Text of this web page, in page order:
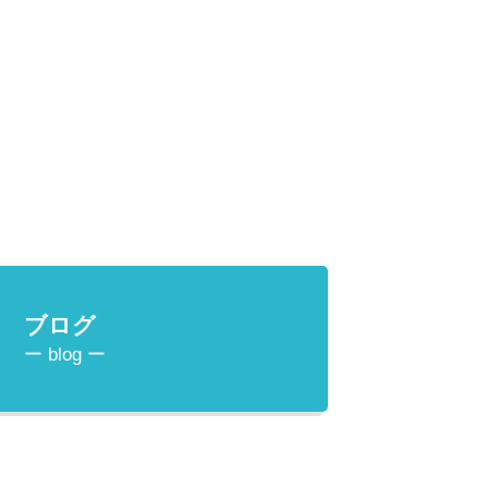
ブログ
ー blog ー